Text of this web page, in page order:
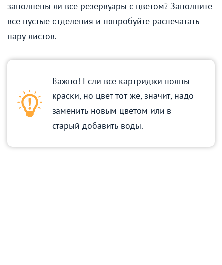
заполнены ли все резервуары с цветом? Заполните
все пустые отделения и попробуйте распечатать
пару листов.
Важно! Если все картриджи полны
краски, но цвет тот же, значит, надо
заменить новым цветом или в
старый добавить воды.